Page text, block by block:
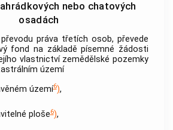
nebo chatových
osadách
převodu práva třetích osob, převede
fond na základě písemné žádosti
vlastnictví zemědělské pozemky
území
území6),
ploše6),